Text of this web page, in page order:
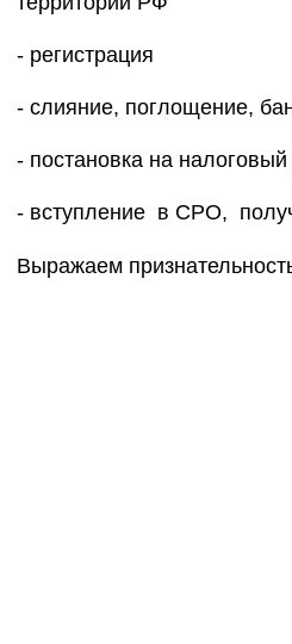
- регистрация
- слияние, поглощение,
- постановка на
- вступление в СРО,
Выражаем